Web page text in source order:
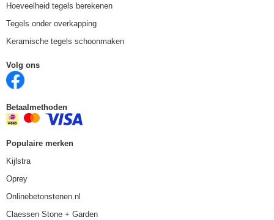
Hoeveelheid tegels berekenen
Tegels onder overkapping
Keramische tegels schoonmaken
Volg ons
Betaalmethoden
Populaire merken
Kijlstra
Oprey
Onlinebetonstenen.nl
Claessen Stone + Garden